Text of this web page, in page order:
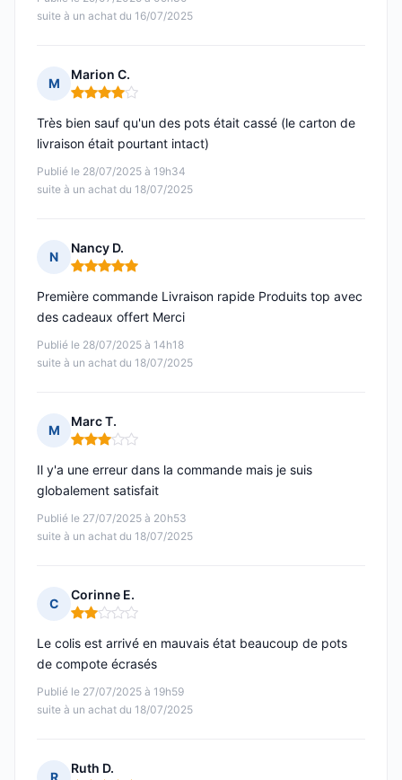
suite à un achat du 16/07/2025
M
Marion C.
Note : 4 sur 5
Publié le 28/07/2025 à 19h34
suite à un achat du 18/07/2025
Très bien sauf qu'un des pots était cassé (le carton de
livraison était pourtant intact)
N
Nancy D.
Note : 5 sur 5
Publié le 28/07/2025 à 14h18
suite à un achat du 18/07/2025
Première commande Livraison rapide Produits top avec
des cadeaux offert Merci
M
Marc T.
Note : 3 sur 5
Publié le 27/07/2025 à 20h53
suite à un achat du 18/07/2025
Il y'a une erreur dans la commande mais je suis
globalement satisfait
C
Corinne E.
Note : 2 sur 5
Publié le 27/07/2025 à 19h59
suite à un achat du 18/07/2025
Le colis est arrivé en mauvais état beaucoup de pots
de compote écrasés
Ruth D.